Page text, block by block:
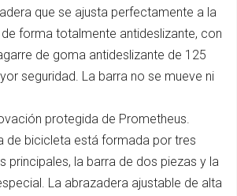
que se ajusta perfectamente a la
de forma totalmente antideslizante, con
de goma antideslizante de 125
seguridad. La barra no se mueve ni
protegida de Prometheus.
de bicicleta está formada por tres
principales, la barra de dos piezas y la
La abrazadera ajustable de alta